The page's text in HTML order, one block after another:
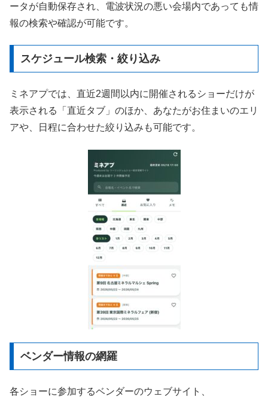
ータが自動保存され、電波状況の悪い会場内であっても情
報の検索や確認が可能です。
スケジュール検索・絞り込み
ミネアプでは、直近2週間以内に開催されるショーだけが
表示される「直近タブ」のほか、あなたがお住まいのエリ
アや、日程に合わせた絞り込みも可能です。
ベンダー情報の網羅
各ショーに参加するベンダーのウェブサイト、